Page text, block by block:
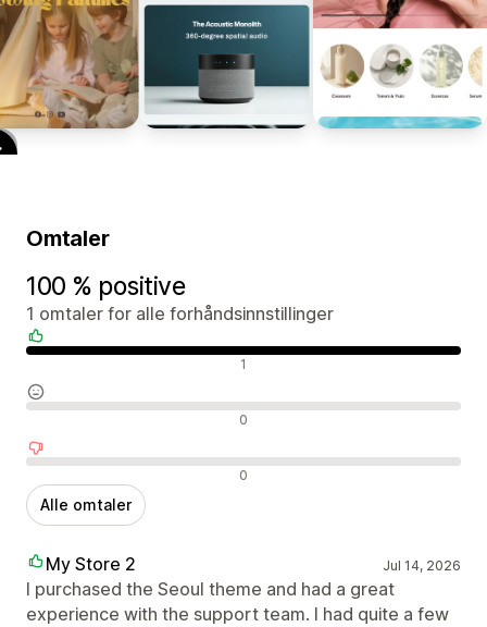
Omtaler
100 % positive
1 omtaler for alle forhåndsinnstillinger
1
0
0
Alle omtaler
My Store 2 Jul 14, 2026
I purchased the Seoul theme and had a great
experience with the support team. I had quite a few